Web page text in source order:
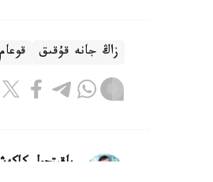
زاڭ جانە قۇقىق قوعام
باقىتجول كاكەش